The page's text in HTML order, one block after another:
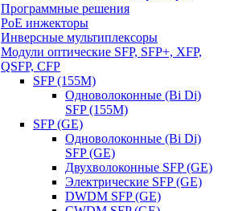
Программные решения
PoE инжекторы
Инверсные мультиплексоры
Модули оптические SFP, SFP+, XFP,
QSFP, CFP
SFP (155M)
Одноволоконные (Bi Di)
SFP (155M)
SFP (GE)
Одноволоконные (Bi Di)
SFP (GE)
Двухволоконные SFP (GE)
Электрические SFP (GE)
DWDM SFP (GE)